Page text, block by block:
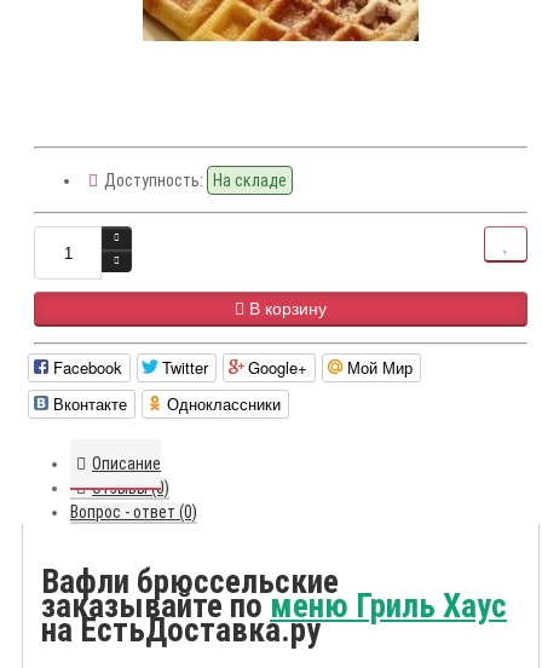
Доступность: На складе
В корзину
Facebook Twitter Google+
Мой Мир
Вконтакте
Одноклассники
Описание
Отзывы (0)
Вопрос - ответ (0)
Вафли брюссельские
заказывайте поменю Гриль Хаус
на ЕстьДоставка.ру